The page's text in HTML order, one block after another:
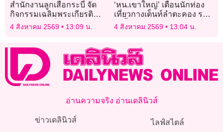
สำนักงานลูกเสือกระบี่ จัด
กิจกรรมเฉลิมพระเกียรติ
พระบาทสมเด็จพระเจ้าอยู่หัว
4 สิงหาคม 2569 13:09 น.
‘หน.เขาใหญ่’ เตือนนักท่อง
เที่ยวกางเต็นท์ลำตะคอง ระ
วังนํ้าป่าหลังฝนตกหนักตลอด
4 สิงหาคม 2569 13:04 น.
อ่านความจริง อ่านเดลินิวส์
ข่าวเดลินิวส์
ไลฟ์สไตล์